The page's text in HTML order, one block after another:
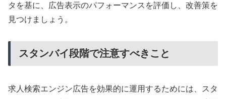
タを基に、広告表示のパフォーマンスを評価し、改善策を
見つけましょう。
スタンバイ段階で注意すべきこと
求人検索エンジン広告を効果的に運用するためには、スタ